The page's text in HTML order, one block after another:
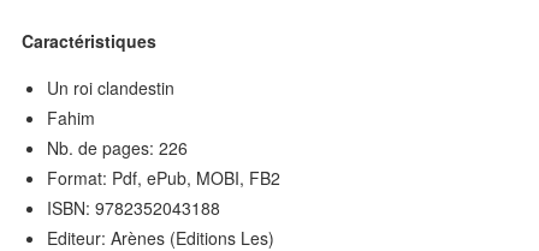
Caractéristiques
Un roi clandestin
Fahim
Nb. de pages: 226
Format: Pdf, ePub, MOBI, FB2
ISBN: 9782352043188
Editeur: Arènes (Editions Les)